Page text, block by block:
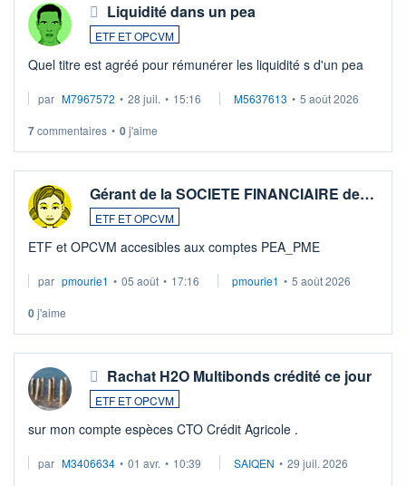
Liquidité dans un pea
ETF ET OPCVM
Quel titre est agréé pour rémunérer les liquidité s d'un pea
par M7967572 • 28 juil. • 15:16 M5637613 • 5 août 2026
7commentaires • 0j'aime
Gérant de la SOCIETE FINANCIAIRE de…
ETF ET OPCVM
ETF et OPCVM accesibles aux comptes PEA_PME
par pmourie1 • 05 août • 17:16 pmourie1 • 5 août 2026
0j'aime
Rachat H2O Multibonds crédité ce jour
ETF ET OPCVM
sur mon compte espèces CTO Crédit Agricole .
par M3406634 • 01 avr. • 10:39 SAIQEN • 29 juil. 2026